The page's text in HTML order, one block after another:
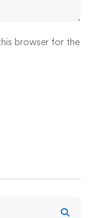
browser for the